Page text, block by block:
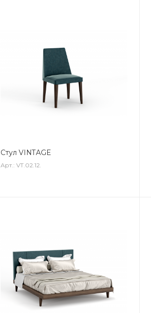
Стул VINTAGE
Арт.: VT.02.12.